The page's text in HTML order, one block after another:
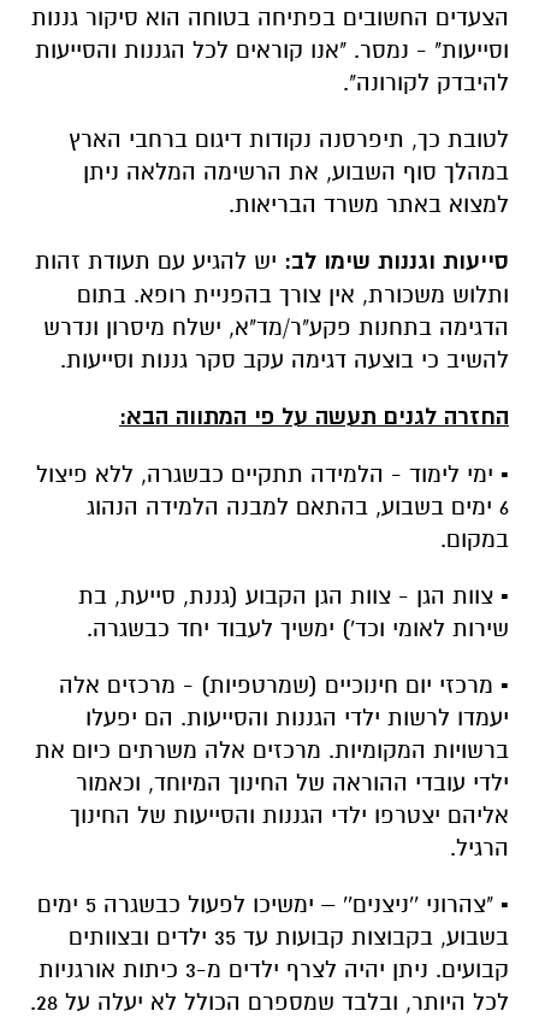
הצעדים החשובים בפתיחה בטוחה הוא סיקור גננות
וסייעות" - נמסר. "אנו קוראים לכל הגננות והסייעות
להיבדק לקורונה".
לטובת כך, תיפרסנה נקודות דיגום ברחבי הארץ
במהלך סוף השבוע, את הרשימה המלאה ניתן
למצוא באתר משרד הבריאות.
סייעות וגננות שימו לב: יש להגיע עם תעודת זהות
ותלוש משכורת, אין צורך בהפניית רופא. בתום
הדגימה בתחנות פקע"ר/מד"א, ישלח מיסרון ונדרש
להשיב כי בוצעה דגימה עקב סקר גננות וסייעות.
החזרה לגנים תעשה על פי המתווה הבא:
▪️ ימי לימוד - הלמידה תתקיים כבשגרה, ללא פיצול
6 ימים בשבוע, בהתאם למבנה הלמידה הנהוג
במקום.
▪️ צוות הגן - צוות הגן הקבוע (גננת, סייעת, בת
שירות לאומי וכד') ימשיך לעבוד יחד כבשגרה.
▪️ מרכזי יום חינוכיים (שמרטפיות) - מרכזים אלה
יעמדו לרשות ילדי הגננות והסייעות. הם יפעלו
ברשויות המקומיות. מרכזים אלה משרתים כיום את
ילדי עובדי ההוראה של החינוך המיוחד, וכאמור
אליהם יצטרפו ילדי הגננות והסייעות של החינוך
הרגיל.
▪️ "צהרוני ''ניצנים'' – ימשיכו לפעול כבשגרה 5 ימים
בשבוע, בקבוצות קבועות עד 35 ילדים ובצוותים
קבועים. ניתן יהיה לצרף ילדים מ-3 כיתות אורגניות
לכל היותר, ובלבד שמספרם הכולל לא יעלה על 28.